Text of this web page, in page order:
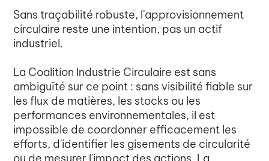
Sans traçabilité robuste, l'approvisionnement
circulaire reste une intention, pas un actif
industriel.
La Coalition Industrie Circulaire est sans
ambiguïté sur ce point : sans visibilité fiable sur
les flux de matières, les stocks ou les
performances environnementales, il est
impossible de coordonner efficacement les
efforts, d'identifier les gisements de circularité
ou de mesurer l'impact des actions. La